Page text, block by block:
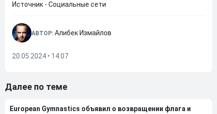
Источник - Социальные сети
АВТОР: Алибек Измайлов
20.05.2024 • 14:07
Далее по теме
European Gymnastics объявил о возвращении флага и